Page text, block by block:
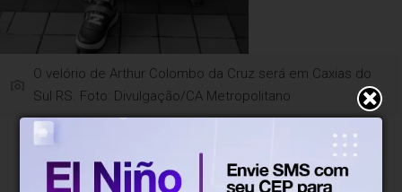
O velório de Arthur Colombo da Cruz será em Caxias do
Sul RS. Foto: Divulgação/CA Metropolitano